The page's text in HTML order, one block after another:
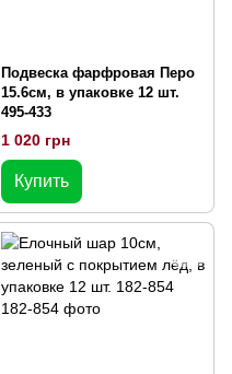
Подвеска фарфровая Перо
15.6см, в упаковке 12 шт.
495-433
1 020 грн
Купить